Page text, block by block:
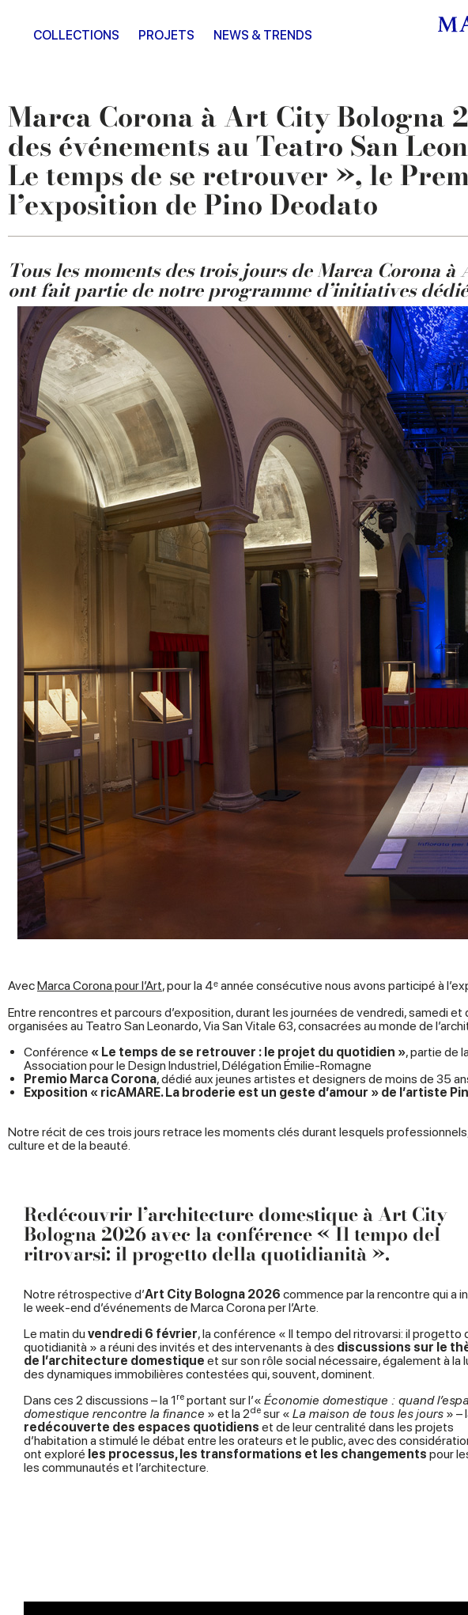
COLLECTIONS PROJETS NEWS & TRENDS
Marca Corona à Art City Bologna
des événements au Teatro San
Le temps de se retrouver », le
l’exposition de Pino Deodato
Tous les moments des trois jours de Marca Corona
ont fait partie de notre programme d’initiatives
AvecMarca Corona pour l’Art, pour la 4ᵉ année consécutive nous avons participé à
Entre rencontres et parcours d’exposition, durant les journées de vendredi, samedi
organisées au Teatro San Leonardo, Via San Vitale 63, consacrées au monde de
Conférence « Le temps de se retrouver : le projet du quotidien », partie de
Association pour le Design Industriel, Délégation Émilie-Romagne
Premio Marca Corona, dédié aux jeunes artistes et designers de moins de 35
Exposition « ricAMARE. La broderie est un geste d’amour » de l’artiste
Notre récit de ces trois jours retrace les moments clés durant lesquels
culture et de la beauté.
Redécouvrir l’architecture domestique à Art City
Bologna 2026 avec la conférence « Il tempo del
ritrovarsi: il progetto della quotidianità ».
Notre rétrospective d’Art City Bologna 2026 commence par la rencontre qui a
le week-end d’événements de Marca Corona per l’Arte.
Le matin du vendredi 6 février, la conférence « Il tempo del ritrovarsi: il progetto
quotidianità » a réuni des invités et des intervenants à des discussions sur le
de l’architecture domestique et sur son rôle social nécessaire, également à la
des dynamiques immobilières contestées qui, souvent, dominent.
Dans ces 2 discussions – la 1re portant sur l’« Économie domestique : quand
domestique rencontre la finance » et la 2de sur « La maison de tous les jours » –
redécouverte des espaces quotidiens et de leur centralité dans les projets
d’habitation a stimulé le débat entre les orateurs et le public, avec des
ont exploré les processus, les transformations et les changements pour
les communautés et l’architecture.